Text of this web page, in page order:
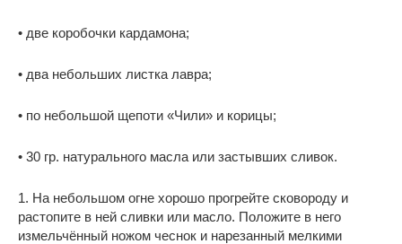
• две коробочки кардамона;
• два небольших листка лавра;
• по небольшой щепоти «Чили» и корицы;
• 30 гр. натурального масла или застывших сливок.
1. На небольшом огне хорошо прогрейте сковороду и
растопите в ней сливки или масло. Положите в него
измельчённый ножом чеснок и нарезанный мелкими